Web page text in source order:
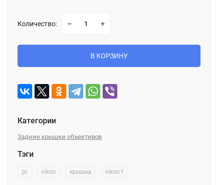
Количество:
В КОРЗИНУ
Категории
Задние крышки объективов
Тэги
jjc nikon крышка nikon f